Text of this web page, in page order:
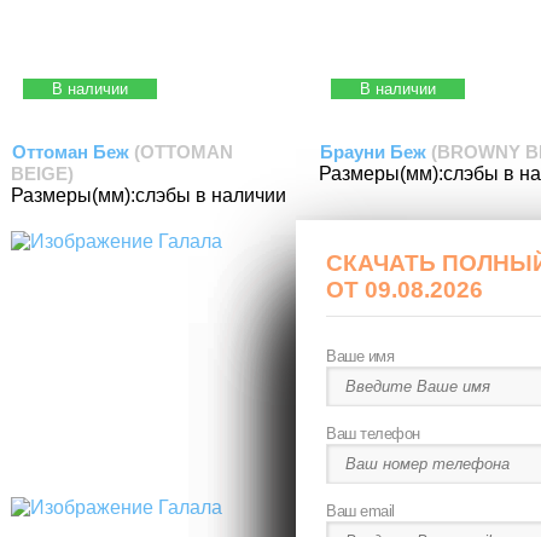
В наличии
Оттоман Беж (OTTOMAN
BEIGE)
Размеры(мм):слэбы в наличии
В наличии
Брауни Беж (BROWNY
Размеры(мм):слэбы в
Ваше имя
Ваш телефон
Ваше имя
Ваш телефон
Ваше имя
Ваш телефон
СКАЧАТЬ
ОТ 09.08.2026
Ваше имя
Ваш телефон
Ваш email